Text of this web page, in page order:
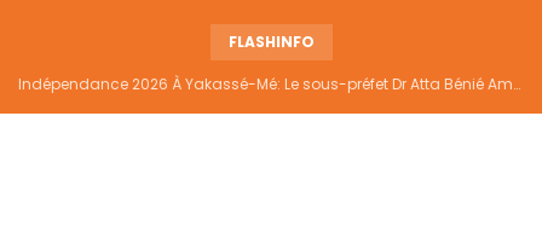
FLASHINFO
Indépendance 2026 À Yakassé-Mé: Le sous-préfet Dr Atta Bénié Amédé appelle à l’unité, à la sécurité et au développement